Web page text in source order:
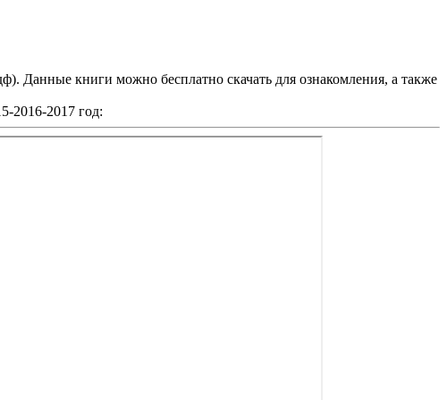
Данные книги можно бесплатно скачать для ознакомления, а также
2016-2017 год: